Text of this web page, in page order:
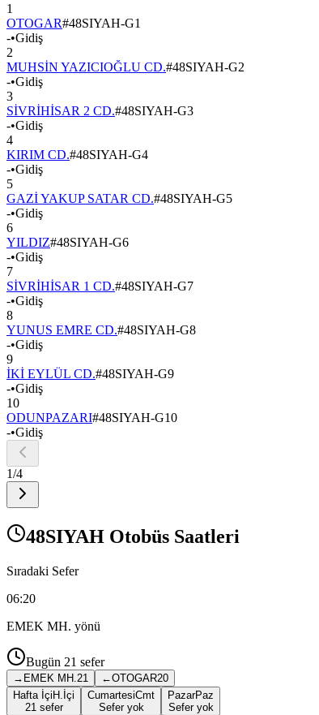
1
OTOGAR#48SIYAH-G1
-•Gidiş
2
MUHSİN YAZICIOĞLU CD.#48SIYAH-G2
-•Gidiş
3
SİVRİHİSAR 2 CD.#48SIYAH-G3
-•Gidiş
4
KIRIM CD.#48SIYAH-G4
-•Gidiş
5
GAZİ YAKUP SATAR CD.#48SIYAH-G5
-•Gidiş
6
YILDIZ#48SIYAH-G6
-•Gidiş
7
SİVRİHİSAR 1 CD.#48SIYAH-G7
-•Gidiş
8
YUNUS EMRE CD.#48SIYAH-G8
-•Gidiş
9
İKİ EYLÜL CD.#48SIYAH-G9
-•Gidiş
10
ODUNPAZARI#48SIYAH-G10
-•Gidiş
1/4
48SIYAH Otobüs Saatleri
Sıradaki Sefer
06:20
EMEK MH. yönü
Bugün 21 sefer
→ EMEK MH.21 ←OTOGAR20
Hafta İçi H.İçi
21 sefer
CumartesiCmt
Sefer yok
PazarPaz
Sefer yok